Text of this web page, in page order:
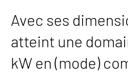
Avec ses
atteint une
kW en (mode)